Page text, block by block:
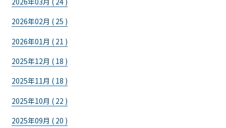
2026年02月 ( 25 )
2026年01月 ( 21 )
2025年12月 ( 18 )
2025年11月 ( 18 )
2025年10月 ( 22 )
2025年09月 ( 20 )